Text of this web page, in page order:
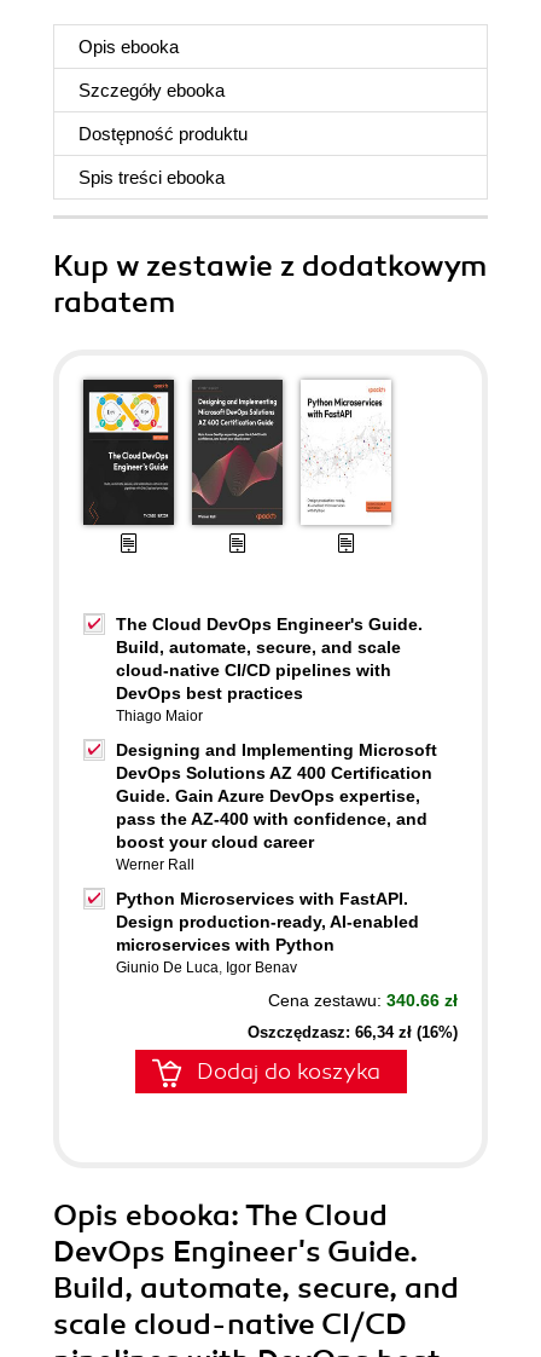
Opis ebooka
Szczegóły ebooka
Dostępność produktu
Spis treści ebooka
Kup w zestawie z dodatkowym
rabatem
The Cloud DevOps Engineer's Guide.
Build, automate, secure, and scale
cloud-native CI/CD pipelines with
DevOps best practices
Thiago Maior
Designing and Implementing Microsoft
DevOps Solutions AZ 400 Certification
Guide. Gain Azure DevOps expertise,
pass the AZ-400 with confidence, and
boost your cloud career
Werner Rall
Python Microservices with FastAPI.
Design production-ready, AI-enabled
microservices with Python
Giunio De Luca, Igor Benav
Cena zestawu: 340.66 zł
Oszczędzasz: 66,34 zł (16%)
Dodaj do koszyka
Opis ebooka: The Cloud
DevOps Engineer's Guide.
Build, automate, secure, and
scale cloud-native CI/CD